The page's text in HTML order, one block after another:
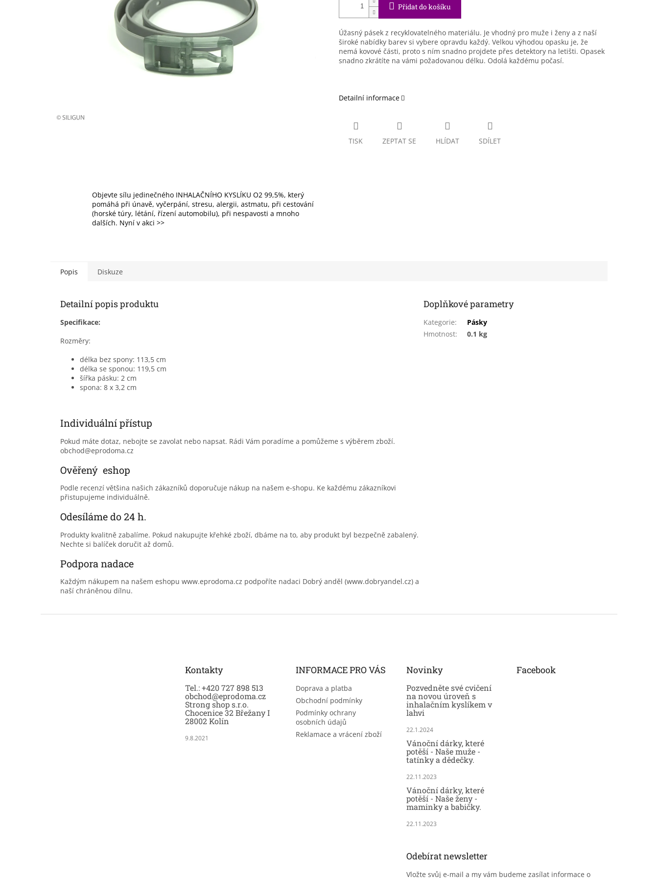
Přidat do košíku
Úžasný pásek z recyklovatelného materiálu. Je vhodný pro muže i ženy a z naší
široké nabídky barev si vybere opravdu každý. Velkou výhodou opasku je, že
nemá kovové části, proto s ním snadno projdete přes detektory na letišti. Opasek
snadno zkrátíte na vámi požadovanou délku. Odolá každému počasí.
Detailní informace
TISK ZEPTAT SE HLÍDAT SDÍLET
Objevte sílu jedinečného INHALAČNÍHO KYSLÍKU O2 99,5%, který
pomáhá při únavě, vyčerpání, stresu, alergii, astmatu, při cestování
(horské túry, létání, řízení automobilu), při nespavosti a mnoho
dalších. Nyní v akci >>
Popis Diskuze
Detailní popis produktu
Specifikace:
Rozměry:
délka bez spony: 113,5 cm
délka se sponou: 119,5 cm
šířka pásku: 2 cm
spona: 8 x 3,2 cm
Individuální přístup
Pokud máte dotaz, nebojte se zavolat nebo napsat. Rádi Vám poradíme a pomůžeme s výběrem zboží.
obchod@eprodoma.cz
Ověřený eshop
Podle recenzí většina našich zákazníků doporučuje nákup na našem e-shopu. Ke každému zákazníkovi
přistupujeme individuálně.
Odesíláme do 24 h.
Produkty kvalitně zabalíme. Pokud nakupujte křehké zboží, dbáme na to, aby produkt byl bezpečně zabalený.
Nechte si balíček doručit až domů.
Podpora nadace
Každým nákupem na našem eshopu www.eprodoma.cz podpoříte nadaci Dobrý anděl (www.dobryandel.cz) a
naší chráněnou dílnu.
Doplňkové parametry
Kategorie:
Pásky
Hmotnost: 0.1 kg
Kontakty
Tel.: +420 727 898 513
obchod@eprodoma.cz
Strong shop s.r.o.
Chocenice 32 Břežany I
28002 Kolín
9.8.2021
INFORMACE PRO VÁS
Doprava a platba
Obchodní podmínky
Podmínky ochrany
osobních údajů
Reklamace a vrácení zboží
Novinky
Pozvedněte své cvičení
na novou úroveň s
inhalačním kyslíkem v
lahvi
22.1.2024
Vánoční dárky, které
potěší - Naše muže -
tatínky a dědečky.
22.11.2023
Vánoční dárky, které
potěší - Naše ženy -
maminky a babičky.
22.11.2023
Facebook
Odebírat newsletter
Vložte svůj e-mail a my vám budeme zasílat informace o